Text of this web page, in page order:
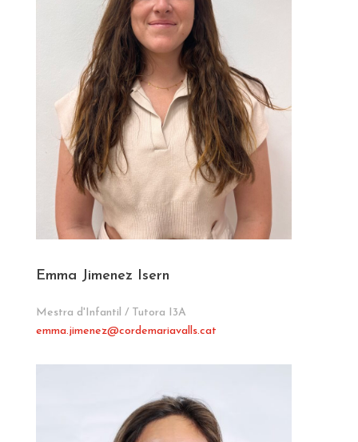
Emma Jimenez Isern
Mestra d'Infantil / Tutora I3A
emma.jimenez@cordemariavalls.cat